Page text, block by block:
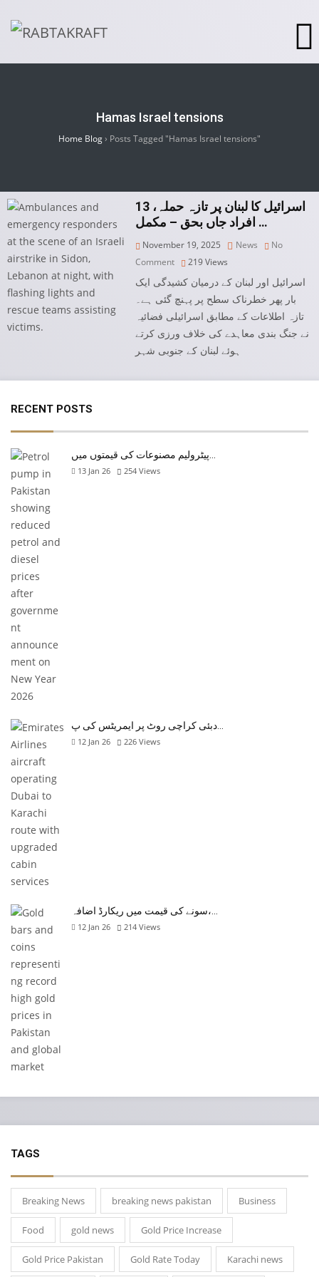
Hamas Israel tensions
Home Blog› Posts Tagged "Hamas Israel tensions"
اسرائیل کا لبنان پر تازہ حملہ، 13
افراد جاں بحق – مکمل …
November 19, 2025 News
No
Comment
219Views
اسرائیل اور لبنان کے درمیان کشیدگی ایک
بار پھر خطرناک سطح پر پہنچ گئی ہے۔
تازہ اطلاعات کے مطابق اسرائیلی فضائیہ
نے جنگ بندی معاہدے کی خلاف ورزی کرتے
ہوئے لبنان کے جنوبی شہر
RECENT POSTS
13 Jan 26 254 Views
12 Jan 26 226 Views
سونے کی قیمت میں ریکارڈ اضافہ،…
12 Jan 26 214 Views
TAGS
Breaking News breaking news pakistan Business
Food gold news Gold Price Increase
Gold Price Pakistan Gold Rate Today Karachi news